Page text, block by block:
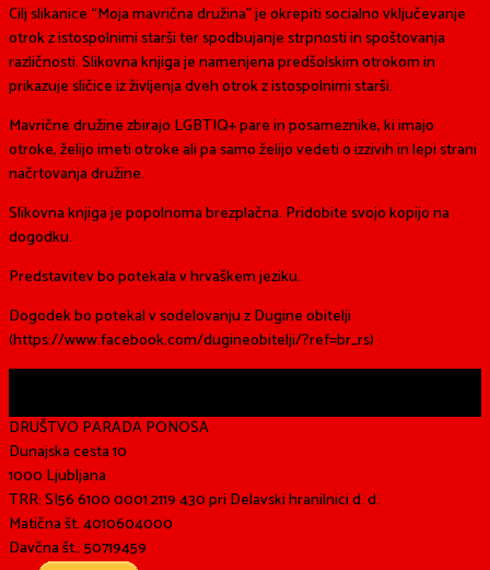
Cilj slikanice “Moja mavrična družina” je okrepiti socialno vključevanje
otrok z istospolnimi starši ter spodbujanje strpnosti in spoštovanja
različnosti. Slikovna knjiga je namenjena predšolskim otrokom in
prikazuje sličice iz življenja dveh otrok z istospolnimi starši.
Mavrične družine zbirajo LGBTIQ+ pare in posameznike, ki imajo
otroke, želijo imeti otroke ali pa samo želijo vedeti o izzivih in lepi strani
načrtovanja družine.
Slikovna knjiga je popolnoma brezplačna. Pridobite svojo kopijo na
dogodku.
Predstavitev bo potekala v hrvaškem jeziku.
Dogodek bo potekal v sodelovanju z Dugine obitelji
(https://www.facebook.com/dugineobitelji/?ref=br_rs)
DRUŠTVO PARADA PONOSA
Dunajska cesta 10
1000 Ljubljana
TRR: SI56 6100 0001 2119 430 pri Delavski hranilnici d. d.
Matična št. 4010604000
Davčna št.: 50719459